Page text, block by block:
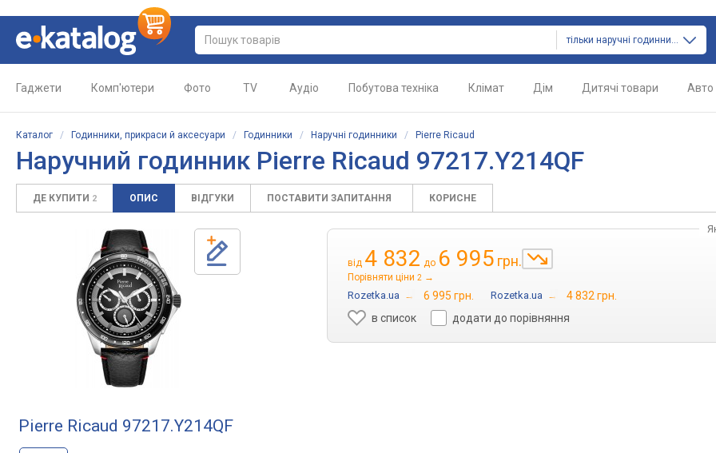
тільки наручні годинники
Гаджети Комп'ютери Фото TV Аудіо Побутова техніка Клімат Дім Дитячі товари Авто
Каталог / Годинники, прикраси й аксесуари / Годинники / Наручні годинники / Pierre Ricaud
Наручний годинник Pierre Ricaud 97217.Y214QF
ДЕ КУПИТИ 2 ОПИС ВІДГУКИ ПОСТАВИТИ ЗАПИТАННЯ КОРИСНЕ
від 4 832 до 6 995 грн.
Порівняти ціни 2 →
Rozetka.ua → 6 995 грн. Rozetka.ua →
4 832 грн.
в список
додати до порівняння
Pierre Ricaud 97217.Y214QF